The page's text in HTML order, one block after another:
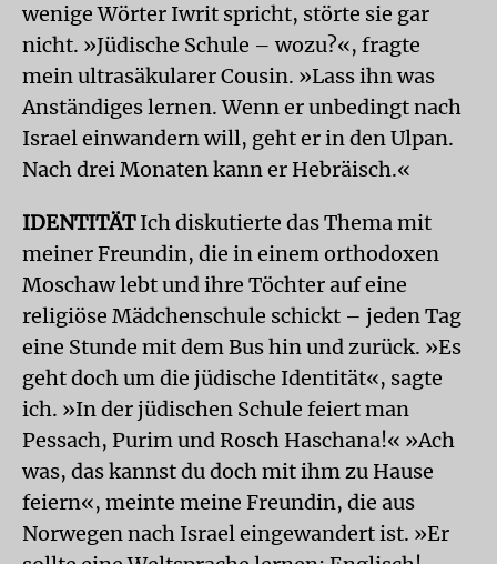
wenige Wörter Iwrit spricht, störte sie gar
nicht. »Jüdische Schule – wozu?«, fragte
mein ultrasäkularer Cousin. »Lass ihn was
Anständiges lernen. Wenn er unbedingt nach
Israel einwandern will, geht er in den Ulpan.
Nach drei Monaten kann er Hebräisch.«
IDENTITÄTIch diskutierte das Thema mit
meiner Freundin, die in einem orthodoxen
Moschaw lebt und ihre Töchter auf eine
religiöse Mädchenschule schickt – jeden Tag
eine Stunde mit dem Bus hin und zurück. »Es
geht doch um die jüdische Identität«, sagte
ich. »In der jüdischen Schule feiert man
Pessach, Purim und Rosch Haschana!« »Ach
was, das kannst du doch mit ihm zu Hause
feiern«, meinte meine Freundin, die aus
Norwegen nach Israel eingewandert ist. »Er